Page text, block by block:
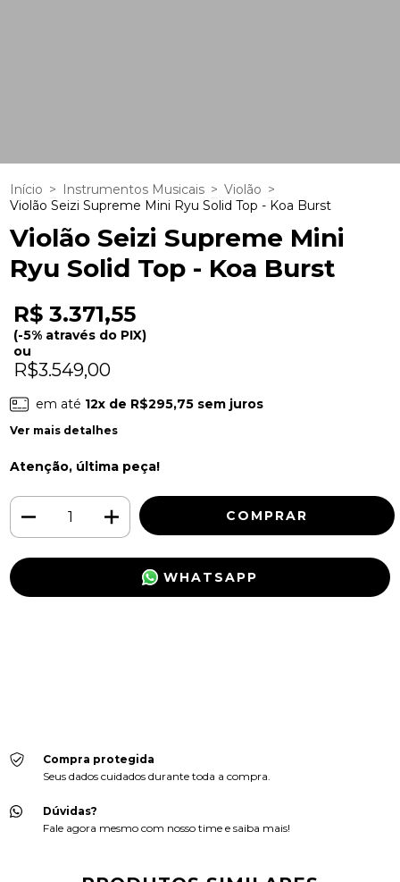
Início > Instrumentos Musicais > Violão >
Violão Seizi Supreme Mini Ryu Solid Top - Koa Burst
Violão Seizi Supreme Mini
Ryu Solid Top - Koa Burst
R$ 3.371,55
(-5% através do PIX)
ou
R$3.549,00
em até 12x de R$295,75 sem juros
Ver mais detalhes
Atenção, última peça!
WHATSAPP
Compra protegida
Seus dados cuidados durante toda a compra.
Dúvidas?
Fale agora mesmo com nosso time e saiba mais!